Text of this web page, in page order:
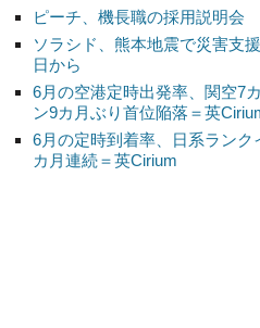
ピーチ、機長職の採用説明会
ソラシド、熊本地震で災害支
日から
6月の空港定時出発率、関空7
ン9カ月ぶり首位陥落＝英
6月の定時到着率、日系ラン
カ月連続＝英Cirium